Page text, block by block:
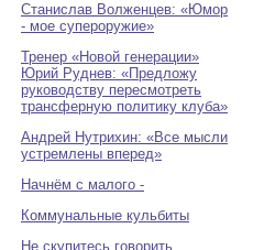
Станислав Волженцев: «Юмор
- мое супероружие»
Тренер «Новой генерации»
Юрий Руднев: «Предложу
руководству пересмотреть
трансферную политику клуба»
Андрей Нутрихин: «Все мысли
устремлены вперед»
Начнём с малого -
Коммунальные кульбиты
Не скупитесь говорить